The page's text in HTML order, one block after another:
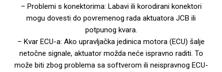
– Problemi s konektorima: Labavi ili korodirani konektori
mogu dovesti do povremenog rada aktuatora JCB ili
potpunog kvara.
– Kvar ECU-a: Ako upravljačka jedinica motora (ECU) šalje
netočne signale, aktuator možda neće ispravno raditi. To
može biti zbog problema sa softverom ili neispravnog ECU-